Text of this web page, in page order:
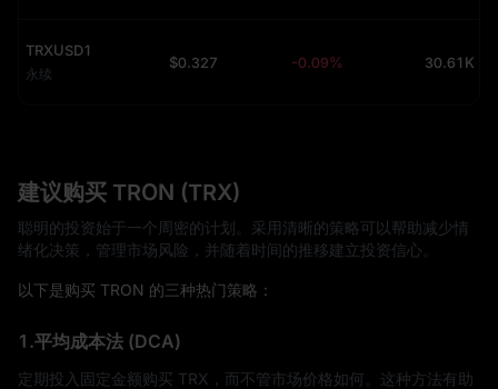
TRXUSD1
永续
$0.327 -0.09% 30.61K
建议购买 TRON (TRX)
聪明的投资始于一个周密的计划。采用清晰的策略可以帮助减少情
绪化决策，管理市场风险，并随着时间的推移建立投资信心。
以下是购买 TRON 的三种热门策略：
1.平均成本法 (DCA)
定期投入固定金额购买 TRX，而不管市场价格如何。这种方法有助